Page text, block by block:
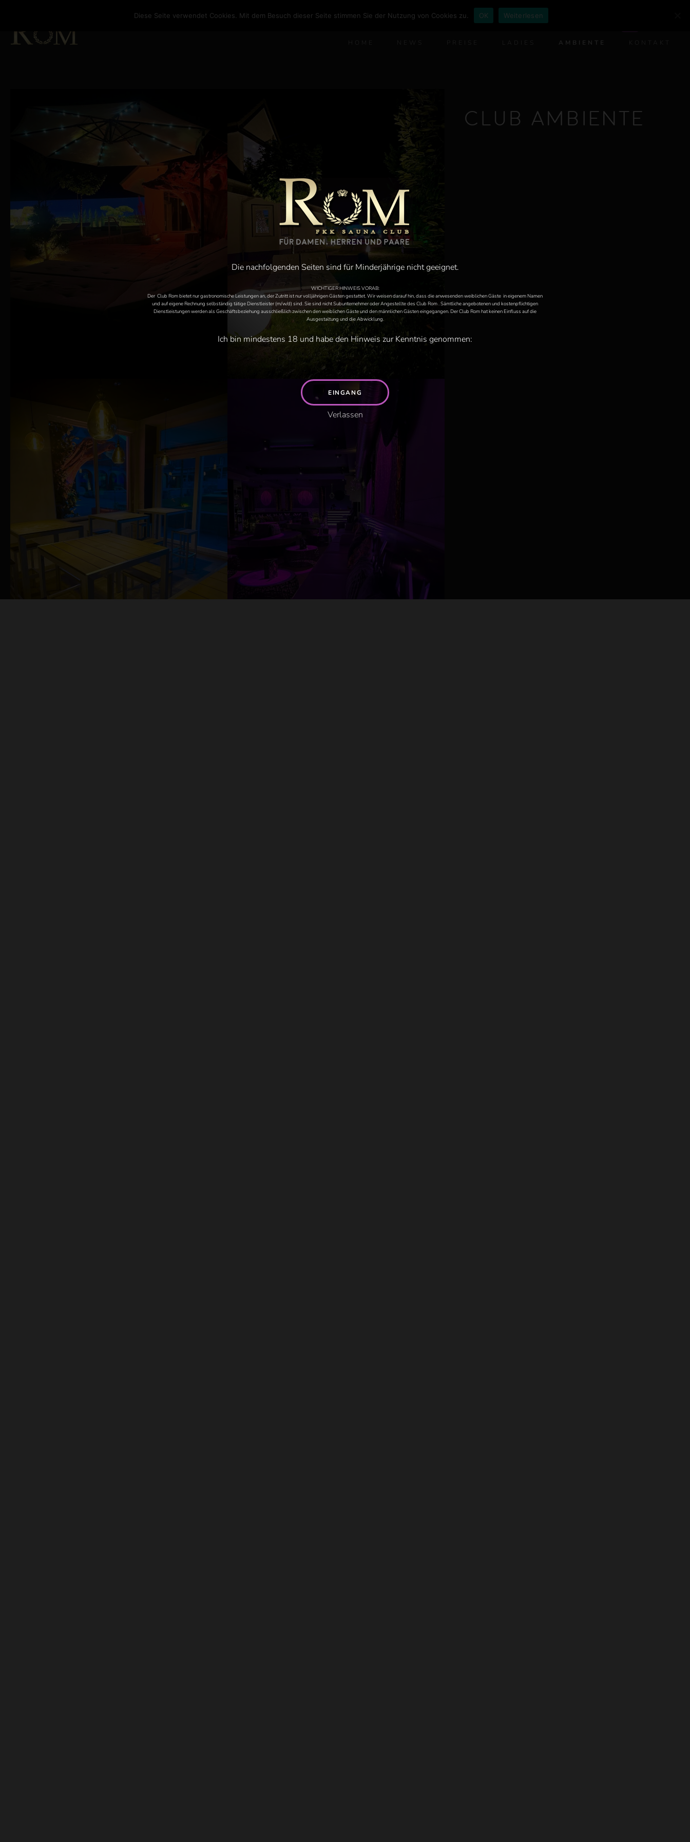
HOME NEWS AMBIENTE KONTAKT
Club Ambiente
Die nachfolgenden Seiten sind für Minderjährige nicht geeignet.
WICHTIGER HINWEIS VORAB:
Der Club Rom bietet nur gastronomische Leistungen an, der Zutritt ist nur volljährigen Gästen gestattet. Wir weisen darauf hin, dass die anwesenden weiblichen Gäste in eigenem Namen
und auf eigene Rechnung selbständig tätige Dienstleister (m/w/d) sind. Sie sind nicht Subunternehmer oder Angestellte des Club Rom . Sämtliche angebotenen und kostenpflichtigen
Dienstleistungen werden als Geschäftsbeziehung ausschließlich zwischen den weiblichen Gäste und den männlichen Gästen eingegangen. Der Club Rom hat keinen Einfluss auf die
Ausgestaltung und die Abwicklung.
Ich bin mindestens 18 und habe den Hinweis zur Kenntnis genommen:
EINGANG
Verlassen
Diese Seite verwendet Cookies. Mit dem Besuch dieser Seite stimmen Sie der Nutzung von Cookies zu. OK Weiterlesen